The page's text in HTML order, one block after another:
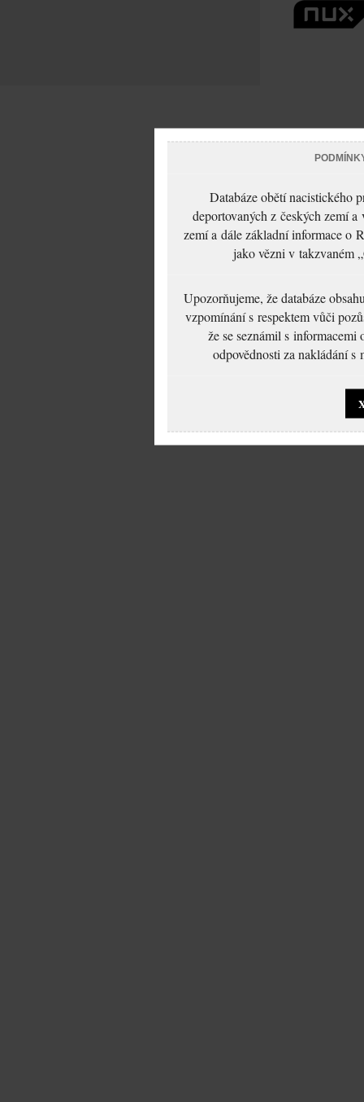
Databáze obětí nacistického
deportovaných z českých zemí
zemí a dále základní informace o
jako vězni v takzvaném
Upozorňujeme, že databáze
vzpomínání s respektem vůči
že se seznámil s
odpovědnosti za nakládání